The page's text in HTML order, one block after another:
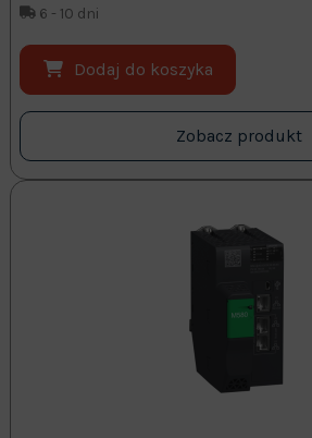
6 - 10 dni
Dodaj do koszyka
Zobacz produkt